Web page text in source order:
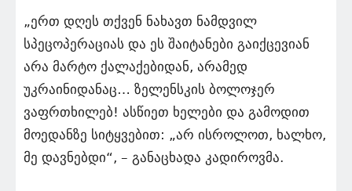
„ერთ დღეს თქვენ ნახავთ ნამდვილ
სპეცოპერაციას და ეს შაიტანები გაიქცევიან
არა მარტო ქალაქებიდან, არამედ
უკრაინიდანაც… ზელენსკის ბოლოჯერ
ვაფრთხილებ! ასწიეთ ხელები და გამოდით
მოედანზე სიტყვებით: „არ ისროლოთ, ხალხო,
მე დავნებდი“, – განაცხადა კადიროვმა.